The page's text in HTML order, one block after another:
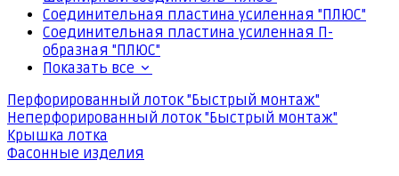
Соединительная пластина усиленная "ПЛЮС"
Соединительная пластина усиленная П-
образная "ПЛЮС"
Показать все
Перфорированный лоток "Быстрый монтаж"
Неперфорированный лоток "Быстрый монтаж"
Крышка лотка
Фасонные изделия